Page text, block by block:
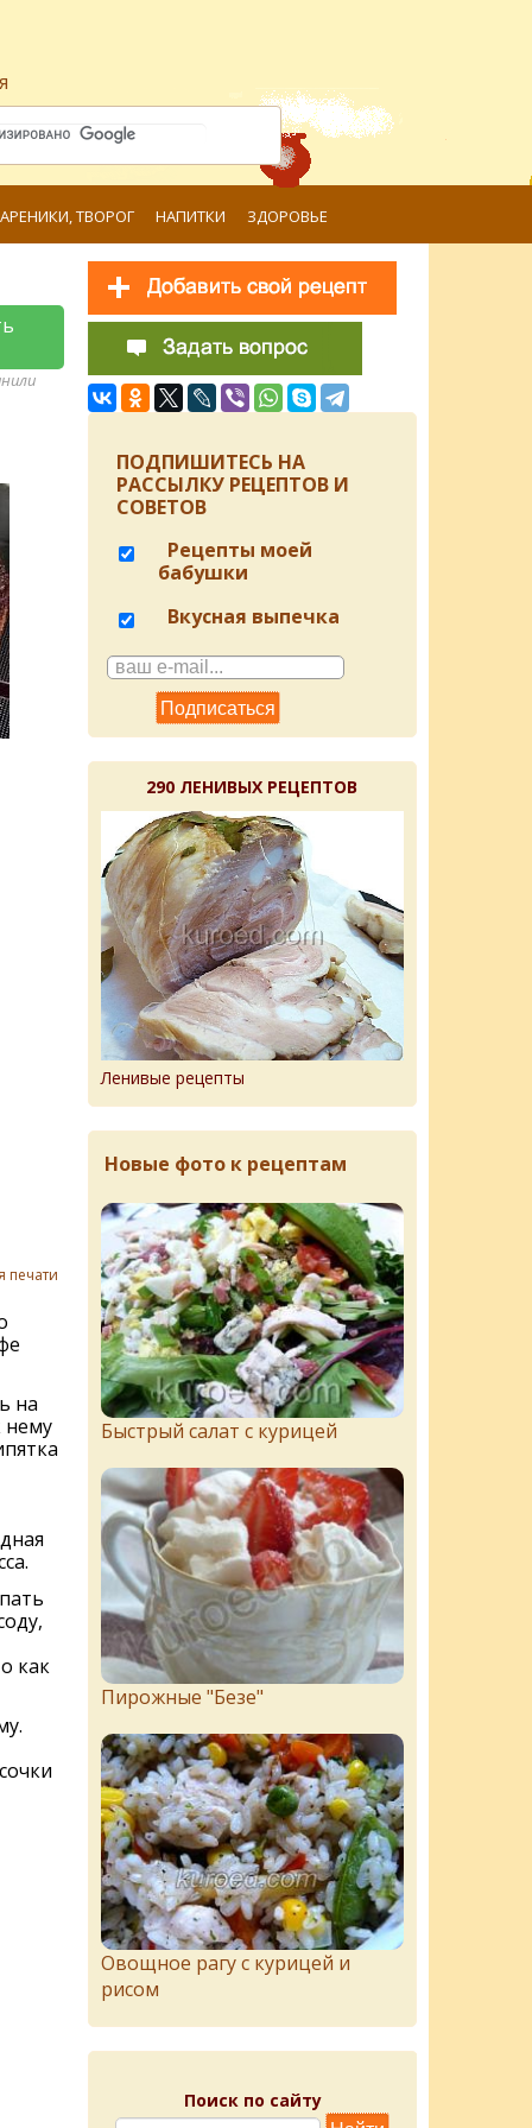
ТВОРОГ НАПИТКИ ЗДОРОВЬЕ
печати
на
нему
как
ПОДПИШИТЕСЬ НА
РАССЫЛКУ РЕЦЕПТОВ И
СОВЕТОВ
Рецепты моей
бабушки
Вкусная выпечка
290 ЛЕНИВЫХ РЕЦЕПТОВ
Ленивые рецепты
Новые фото к рецептам
Быстрый салат с курицей
Пирожныe "Бeзe"
Овощное рагу с курицей и
рисом
Поиск по сайту